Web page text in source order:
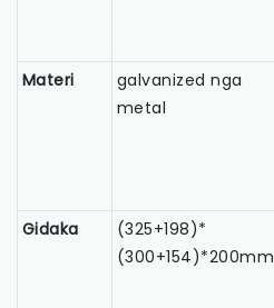
Materi
galvanized nga
metal
Gidaka
(325+198)*
(300+154)*200mm